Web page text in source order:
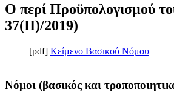
Ο περί Προϋπολογισμού
37(II)/2019)
[pdf] Κείμενο Βασικού Νόμου
Νόμοι (βασικός και